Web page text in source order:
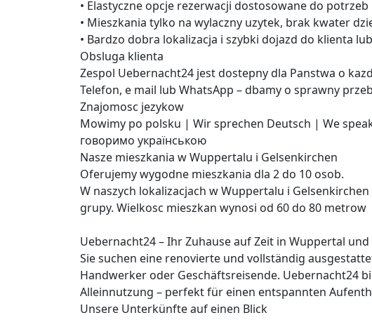
• Elastyczne opcje rezerwacji dostosowane do potrzeb
• Mieszkania tylko na wylaczny uzytek, brak kwater
• Bardzo dobra lokalizacja i szybki dojazd do klienta
Obsluga klienta
Zespol Uebernacht24 jest dostepny dla Panstwa o
Telefon, e mail lub WhatsApp – dbamy o sprawny
Znajomosc jezykow
Mowimy po polsku | Wir sprechen Deutsch | We
говоримо українською
Nasze mieszkania w Wuppertalu i Gelsenkirchen
Oferujemy wygodne mieszkania dla 2 do 10 osob.
W naszych lokalizacjach w Wuppertalu i
grupy. Wielkosc mieszkan wynosi od 60 do 80 metrow
Uebernacht24 – Ihr Zuhause auf Zeit in Wuppertal
Sie suchen eine renovierte und vollständig
Handwerker oder Geschäftsreisende. Uebernacht24
Alleinnutzung – perfekt für einen entspannten
Unsere Unterkünfte auf einen Blick